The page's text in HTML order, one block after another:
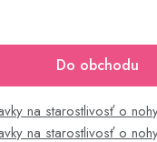
Do obchodu
na starostlivosť o
na starostlivosť o